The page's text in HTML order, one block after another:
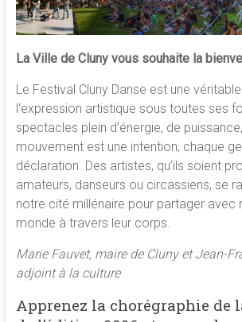
La Ville de Cluny vous souhaite la
Le Festival Cluny Danse est une
l‘expression artistique sous toutes ses
spectacles plein d’énergie, de
mouvement est une intention, chaque
déclaration. Des artistes, qu’ils soient
amateurs, danseurs ou circassiens, se
notre cité millénaire pour partager avec
monde à travers leur corps.
Marie Fauvet, maire de Cluny et Jean-
adjoint à la culture
Apprenez la chorégraphie de